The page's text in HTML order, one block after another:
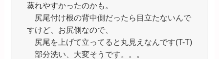
蒸れやすかったのかも。
尻尾付け根の背中側だったら目立たないんで
すけど、お尻側なので、
尻尾を上げて立ってると丸見えなんです(T-T)
部分洗い、大変そうです。。。